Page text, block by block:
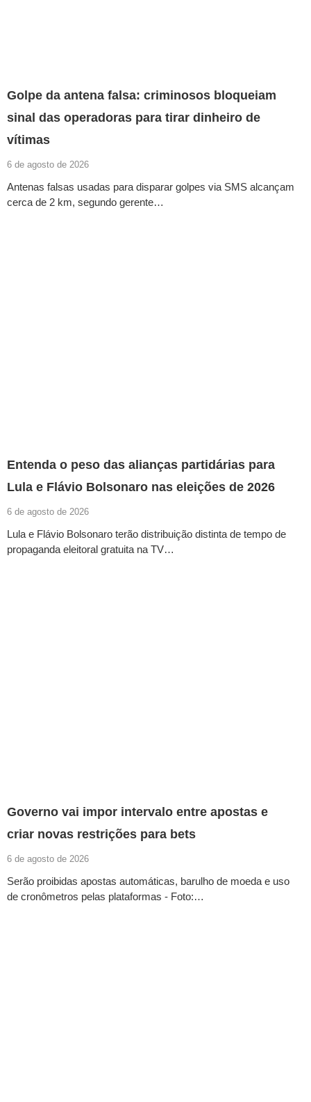
Golpe da antena falsa: criminosos bloqueiam
sinal das operadoras para tirar dinheiro de
vítimas
6 de agosto de 2026
Antenas falsas usadas para disparar golpes via SMS alcançam
cerca de 2 km, segundo gerente…
Entenda o peso das alianças partidárias para
Lula e Flávio Bolsonaro nas eleições de 2026
6 de agosto de 2026
Lula e Flávio Bolsonaro terão distribuição distinta de tempo de
propaganda eleitoral gratuita na TV…
Governo vai impor intervalo entre apostas e
criar novas restrições para bets
6 de agosto de 2026
Serão proibidas apostas automáticas, barulho de moeda e uso
de cronômetros pelas plataformas - Foto:…